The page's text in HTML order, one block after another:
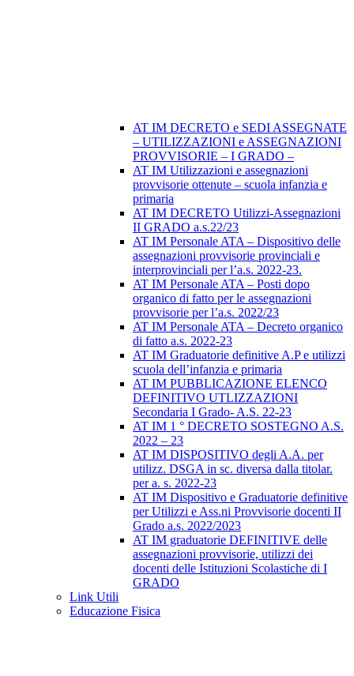
AT IM DECRETO e SEDI ASSEGNATE
– UTILIZZAZIONI e ASSEGNAZIONI
PROVVISORIE – I GRADO –
AT IM Utilizzazioni e assegnazioni
provvisorie ottenute – scuola infanzia e
primaria
AT IM DECRETO Utilizzi-Assegnazioni
II GRADO a.s.22/23
AT IM Personale ATA – Dispositivo delle
assegnazioni provvisorie provinciali e
interprovinciali per l’a.s. 2022-23.
AT IM Personale ATA – Posti dopo
organico di fatto per le assegnazioni
provvisorie per l’a.s. 2022/23
AT IM Personale ATA – Decreto organico
di fatto a.s. 2022-23
AT IM Graduatorie definitive A.P e utilizzi
scuola dell’infanzia e primaria
AT IM PUBBLICAZIONE ELENCO
DEFINITIVO UTLIZZAZIONI
Secondaria I Grado- A.S. 22-23
AT IM 1 ° DECRETO SOSTEGNO A.S.
2022 – 23
AT IM DISPOSITIVO degli A.A. per
utilizz. DSGA in sc. diversa dalla titolar.
per a. s. 2022-23
AT IM Dispositivo e Graduatorie definitive
per Utilizzi e Ass.ni Provvisorie docenti II
Grado a.s. 2022/2023
AT IM graduatorie DEFINITIVE delle
assegnazioni provvisorie, utilizzi dei
docenti delle Istituzioni Scolastiche di I
GRADO
Link Utili
Educazione Fisica